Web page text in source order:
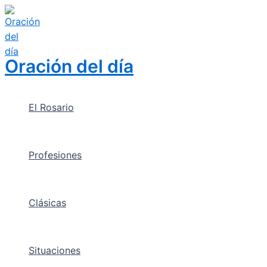
Skip
to
content
Oración del día
El Rosario
Profesiones
Clásicas
Situaciones